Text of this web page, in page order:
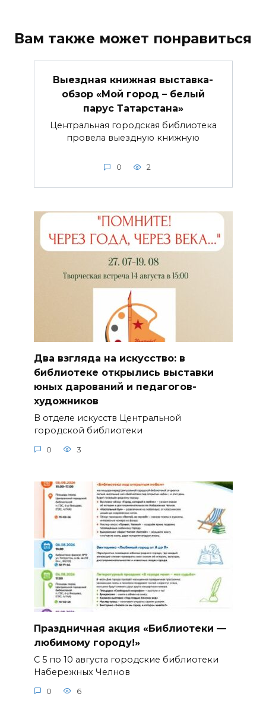
Вам также может понравиться
Выездная книжная выставка-
обзор «Мой город – белый
парус Татарстана»
Центральная городская библиотека
провела выездную книжную
0 2
Два взгляда на искусство: в
библиотеке открылись выставки
юных дарований и педагогов-
художников
В отделе искусств Центральной
городской библиотеки
0 3
Праздничная акция «Библиотеки —
любимому городу!»
С 5 по 10 августа городские библиотеки
Набережных Челнов
0 6